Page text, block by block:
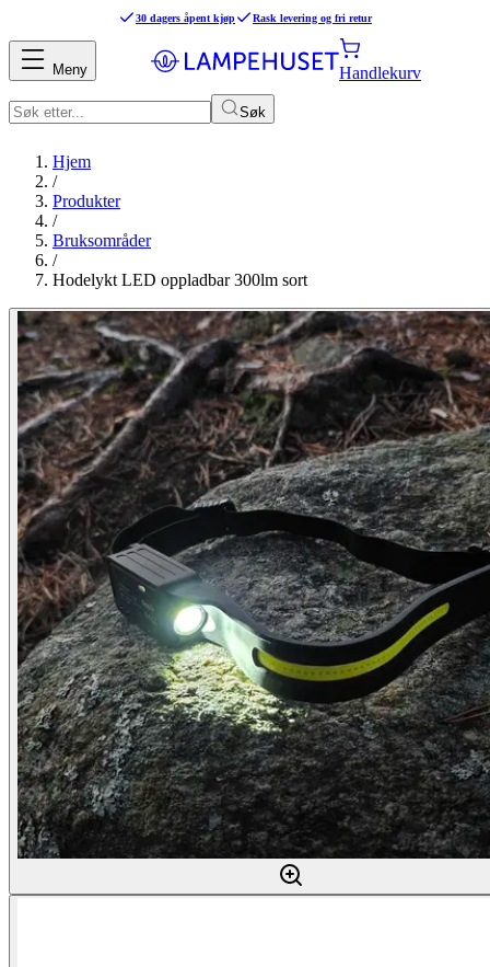
30 dagers åpent kjøp Rask levering og fri retur
Søk
Handlekurv
Meny
Hjem
/
Produkter
/
Bruksområder
/
Hodelykt LED oppladbar 300lm sort